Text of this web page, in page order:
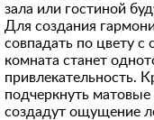
зала или гостиной
Для создания
совпадать по цвету
комната станет
привлекательность.
подчеркнуть
создадут ощущение